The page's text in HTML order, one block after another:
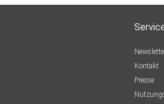
Kontakt
Presse